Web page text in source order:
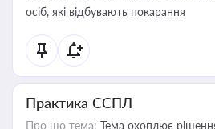
осіб, які відбувають покарання
Практика ЄСПЛ
Про що тема: Тема охоплює